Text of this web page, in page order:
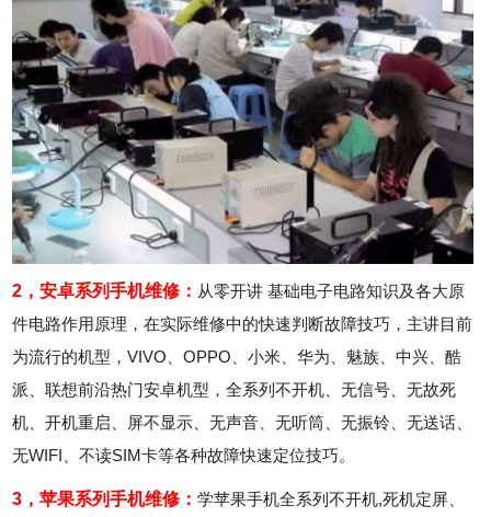
2，安卓系列手机维修： 从零开讲 基础电子电路知识及各大原
件电路作用原理，在实际维修中的快速判断故障技巧，主讲目前
为流行的机型，VIVO、OPPO、小米、华为、魅族、中兴、酷
派、联想前沿热门安卓机型，全系列不开机、无信号、无故死
机、开机重启、屏不显示、无声音、无听筒、无振铃、无送话、
无WIFI、不读SIM卡等各种故障快速定位技巧。
3，苹果系列手机维修：学苹果手机全系列不开机,死机定屏、